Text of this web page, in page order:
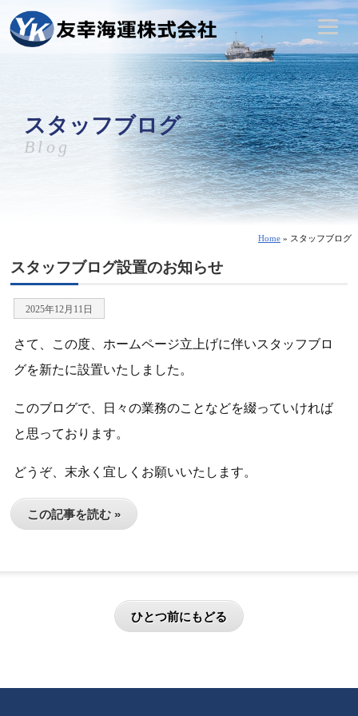
スタッフブログ
Blog
Home » スタッフブログ
スタッフブログ設置のお知らせ
2025年12月11日
さて、この度、ホームページ立上げに伴いスタッフブロ
グを新たに設置いたしました。
このブログで、日々の業務のことなどを綴っていければ
と思っております。
どうぞ、末永く宜しくお願いいたします。
この記事を読む »